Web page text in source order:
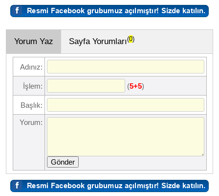
Yorum Yaz Sayfa Yorumları(0)
Adınız:
İşlem: (5+5)
Başlık:
Yorum:
Gönder